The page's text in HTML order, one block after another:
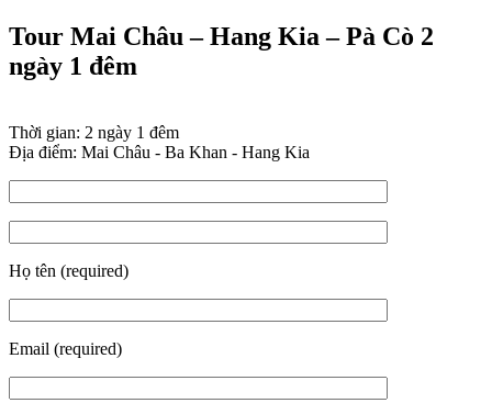
Tour Mai Châu – Hang Kia – Pà Cò 2
ngày 1 đêm
Thời gian: 2 ngày 1 đêm
Địa điểm: Mai Châu - Ba Khan - Hang Kia
Họ tên (required)
Email (required)